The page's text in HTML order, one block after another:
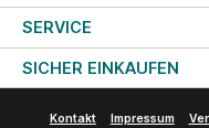
SERVICE
SICHER EINKAUFEN
Kontakt Impressum